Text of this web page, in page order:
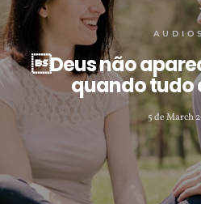
Deus não
quando tudo
5 de March